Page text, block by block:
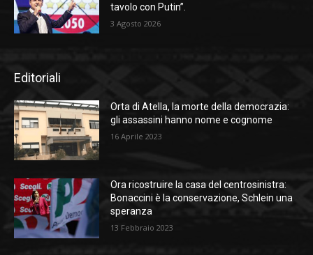
tavolo con Putin”.
3 Agosto 2026
Editoriali
Orta di Atella, la morte della democrazia:
gli assassini hanno nome e cognome
16 Aprile 2023
Ora ricostruire la casa del centrosinistra:
Bonaccini è la conservazione, Schlein una
speranza
13 Febbraio 2023